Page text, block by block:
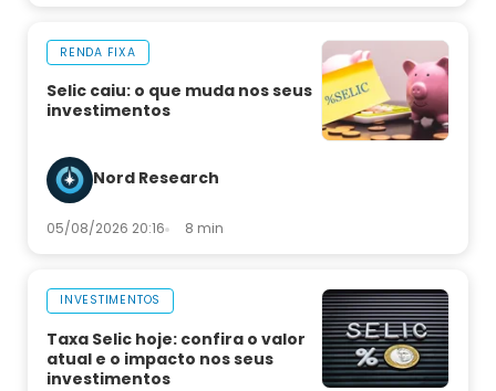
RENDA FIXA
Selic caiu: o que muda nos seus
investimentos
Nord Research
05/08/2026 20:16 8 min
INVESTIMENTOS
Taxa Selic hoje: confira o valor
atual e o impacto nos seus
investimentos